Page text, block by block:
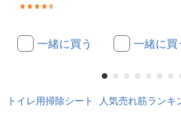
一緒に買う 一緒に買
トイレ用掃除シート 人気売れ筋ランキ